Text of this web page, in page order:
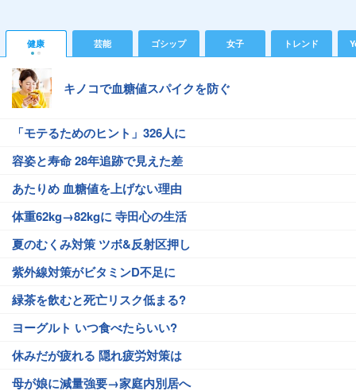
健康 芸能 ゴシップ 女子 トレンド
キノコで血糖値スパイクを防ぐ
「モテるためのヒント」326人に
容姿と寿命 28年追跡で見えた差
あたりめ 血糖値を上げない理由
体重62kg→82kgに 寺田心の生活
夏のむくみ対策 ツボ&反射区押し
紫外線対策がビタミンD不足に
緑茶を飲むと死亡リスク低まる?
ヨーグルト いつ食べたらいい?
休みだが疲れる 隠れ疲労対策は
母が娘に減量強要→家庭内別居へ